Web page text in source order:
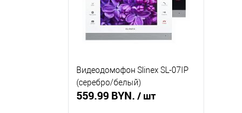
Видеодомофон Slinex SL-07IP
(серебро/белый)
559.99 BYN. / шт